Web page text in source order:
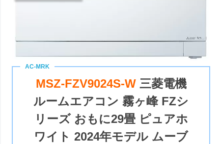
MSZ-FZV9024S-W 三菱電機
ルームエアコン 霧ヶ峰 FZシ
リーズ おもに29畳 ピュアホ
ワイト 2024年モデル ムーブ